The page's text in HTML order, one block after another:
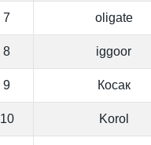
7 oligate
8 iggoor
9 Косак
10 Korol